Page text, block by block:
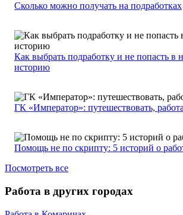
Сколько можно получать на подработках
Как выбрать подработку и не попасть в
историю
ГК «Император»: путешествовать,
Помощь не по скрипту: 5 историй о
Посмотреть все
Работа в других городах